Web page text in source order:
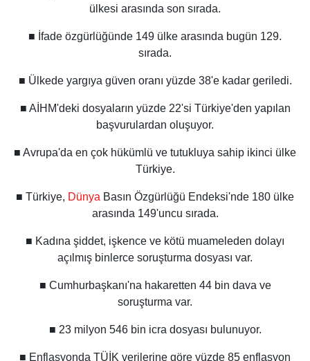
ülkesi arasında son sırada.
■ İfade özgürlüğünde 149 ülke arasında bugün 129.
sırada.
■ Ülkede yargıya güven oranı yüzde 38'e kadar geriledi.
■ AİHM'deki dosyaların yüzde 22'si Türkiye'den yapılan
başvurulardan oluşuyor.
■ Avrupa'da en çok hükümlü ve tutukluya sahip ikinci ülke
Türkiye.
■ Türkiye, Dünya Basın Özgürlüğü Endeksi'nde 180 ülke
arasında 149'uncu sırada.
■ Kadına şiddet, işkence ve kötü muameleden dolayı
açılmış binlerce soruşturma dosyası var.
■ Cumhurbaşkanı'na hakaretten 44 bin dava ve
soruşturma var.
■ 23 milyon 546 bin icra dosyası bulunuyor.
■ Enflasyonda TÜİK verilerine göre yüzde 85 enflasyon